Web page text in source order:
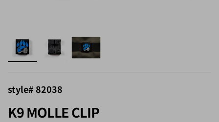
style# 82038
K9 MOLLE CLIP